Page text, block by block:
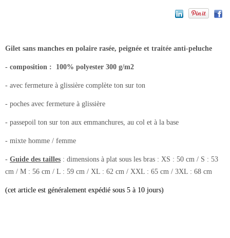
Gilet sans manches en polaire rasée, peignée et traitée anti-peluche
- composition : 100% polyester 300 g/m2
- avec fermeture à glissière complète ton sur ton
- poches avec fermeture à glissière
- passepoil ton sur ton aux emmanchures, au col et à la base
- mixte homme / femme
- Guide des tailles : dimensions à plat sous les bras : XS : 50 cm / S : 53
cm / M : 56 cm / L : 59 cm / XL : 62 cm / XXL : 65 cm / 3XL : 68 cm
(cet article est généralement expédié sous 5 à 10 jours)